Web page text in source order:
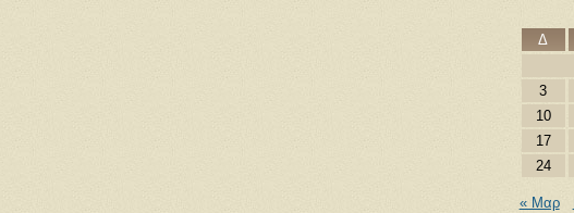
Δ
3
10
17
24
« Μαρ